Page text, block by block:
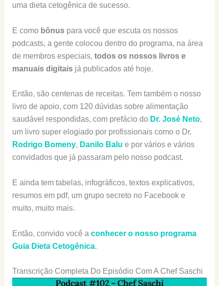
uma dieta cetogênica de sucesso.
E como bônuspara você que escuta os nossos
podcasts, a gente colocou dentro do programa, na área
de membros especiais, todos os nossos livros e
manuais digitaisjá publicados até hoje.
Então, são centenas de receitas. Tem também o nosso
livro de apoio, com 120 dúvidas sobre alimentação
saudável respondidas, com prefácio do Dr. José Neto,
um livro super elogiado por profissionais como o Dr.
Rodrigo Bomeny, Danilo Balu e por vários e vários
convidados que já passaram pelo nosso podcast.
E ainda tem tabelas, infográficos, textos explicativos,
resumos em pdf, um grupo secreto no Facebook e
muito, muito mais.
Então, convido você a conhecer o nosso programa
Guia Dieta Cetogênica.
Transcrição Completa Do Episódio Com A Chef Saschi